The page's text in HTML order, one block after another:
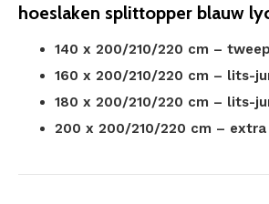
hoeslaken splittopper blauw
140 x 200/210/220 cm –
160 x 200/210/220 cm – lits-
180 x 200/210/220 cm – lits-
200 x 200/210/220 cm – extra